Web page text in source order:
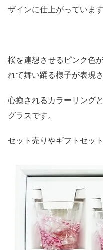
ザインに仕上がっています
桜を連想させるピンク色
れて舞い踊る様子が表現
心癒されるカラーリング
グラスです。
セット売りやギフトセッ